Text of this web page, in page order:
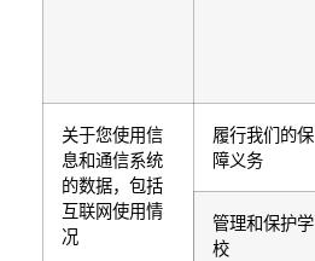
关于您使用信
息和通信系统
的数据，包括
互联网使用情
况
履行我们的保
障义务
管理和保护学
校